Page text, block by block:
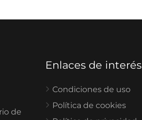
de
Enlaces de interés
Condiciones de uso
Política de cookies